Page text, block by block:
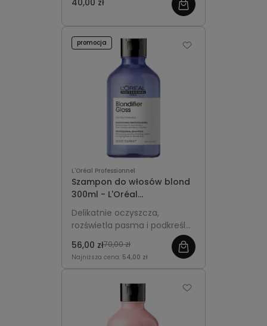
intensywny blask. Delikatnie
ich zdrowy wygląd na dłużej.
40,00 zł
L'Oréal Professionnel
Szampon do włosów blond
300ml - L'Oréal
Professionnel Blondifier
Gloss
Delikatnie oczyszcza,
rozświetla pasma i podkreśla
blask włosów blond, nadając
im gładkość i miękkość.
56,00 zł70,00 zł
Najniższa cena: 54,00 zł
promocja